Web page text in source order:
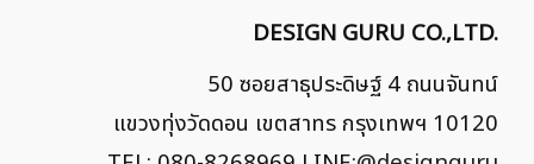
DESIGN GURU CO.,LTD.
50 ซอยสาธุประดิษฐ์ 4 ถนนจันทน์
แขวงทุ่งวัดดอน เขตสาทร กรุงเทพฯ 10120